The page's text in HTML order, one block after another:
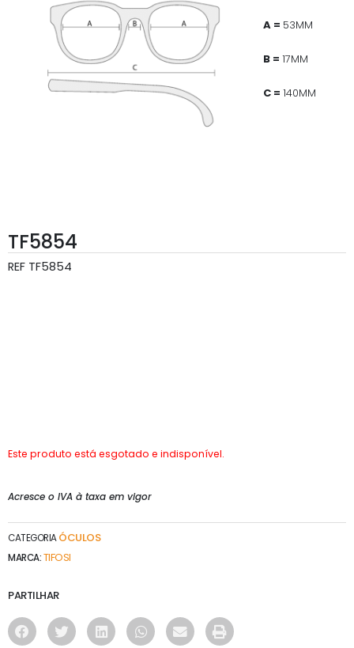
A = 53MM
B = 17MM
C = 140MM
TF5854
REF TF5854
Este produto está esgotado e indisponível.
Acresce o IVA à taxa em vigor
CATEGORIA ÓCULOS
MARCA:TIFOSI
PARTILHAR